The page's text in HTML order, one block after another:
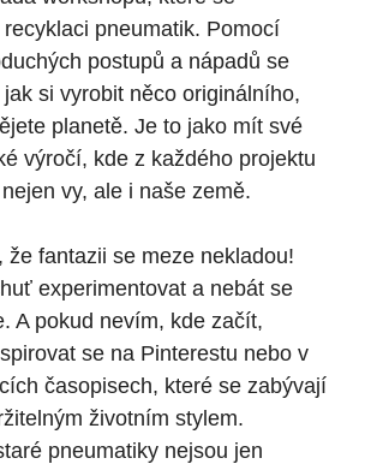
pneumatik. Pomocí
postupů a nápadů se
si vyrobit něco originálního,
planetě. Je to jako mít své
výročí, kde z každého projektu
vy, ale i naše země.
že fantazii se meze nekladou!
experimentovat a nebát se
A pokud nevím, kde začít,
se na Pinterestu nebo v
časopisech, které se zabývají
životním stylem.
pneumatiky nejsou jen